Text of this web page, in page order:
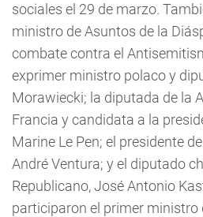
sociales el 29 de marzo.
ministro de Asuntos de la
combate contra el
exprimer ministro polaco y
Morawiecki; la diputada de la
Francia y candidata a la
Marine Le Pen; el presidente
André Ventura; y el diputado
Republicano, José Antonio
participaron el primer ministro